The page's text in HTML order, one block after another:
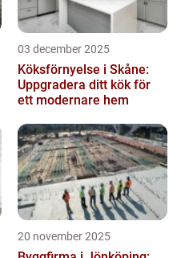
03 december 2025
Köksförnyelse i Skåne:
Uppgradera ditt kök för
ett modernare hem
20 november 2025